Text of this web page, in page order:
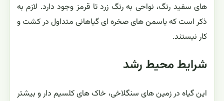
های سفید رنگ، نواحی به رنگ زرد تا قرمز وجود دارد. لازم به
ذکر است که یاسمن های صخره ای گیاهانی متداول در کشت و
کار نیستند.
شرایط محیط رشد
این گیاه در زمین های سنگلاخی، خاک های کلسیم دار و بیشتر